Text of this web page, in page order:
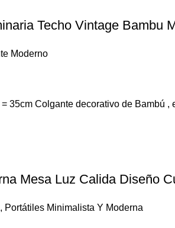
Techo Vintage Bambu
Moderno
35cm Colgante decorativo de Bambú
Mesa Luz Calida Diseño
, Portátiles Minimalista Y Moderna